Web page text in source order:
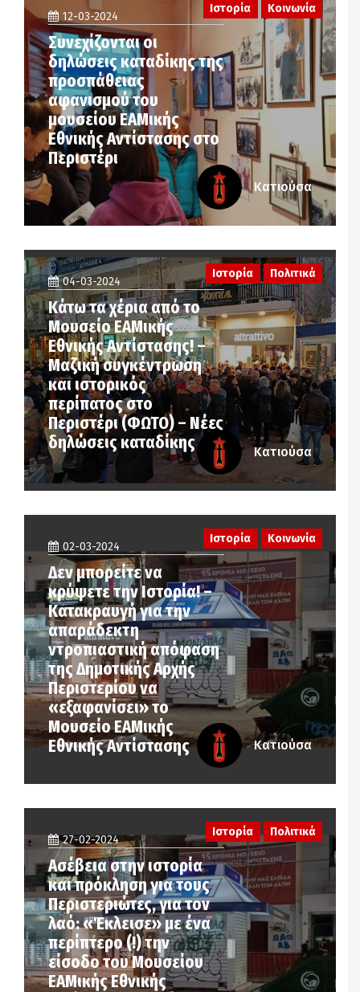
12-03-2024
Συνεχίζονται οι
δηλώσεις καταδίκης της
προσπάθειας
αφανισμού του
μουσείου ΕΑΜικής
Εθνικής Αντίστασης στο
Περιστέρι
Ιστορία Κοινωνία
Κατιούσα
04-03-2024
Κάτω τα χέρια από το
Μουσείο ΕΑΜικής
Εθνικής Αντίστασης! –
Μαζική συγκέντρωση
και ιστορικός
περίπατος στο
Περιστέρι (ΦΩΤΟ) – Νέες
δηλώσεις καταδίκης
Ιστορία Πολιτικά
Κατιούσα
02-03-2024
Δεν μπορείτε να
κρύψετε την Ιστορία! –
Κατακραυγή για την
απαράδεκτη
ντροπιαστική απόφαση
της Δημοτικής Αρχής
Περιστερίου να
«εξαφανίσει» το
Μουσείο ΕΑΜικής
Εθνικής Αντίστασης
Ιστορία Κοινωνία
Κατιούσα
27-02-2024
Ασέβεια στην ιστορία
και πρόκληση για τους
Περιστεριώτες, για τον
λαό: «Έκλεισε» με ένα
περίπτερο (!) την
είσοδο του Μουσείου
ΕΑΜικής Εθνικής
Ιστορία Πολιτικά